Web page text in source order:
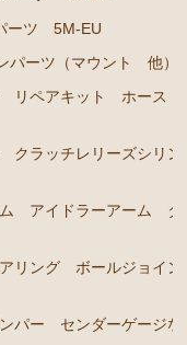
ダンパー センダ
アリング ドライブ
ーツ 5M-EU
パーツ（マウント 他）
リペアキット ホース
ラッチレリーズシリン
ム アイドラーアーム タ
リング ボールジョイン
パー センダーゲージな